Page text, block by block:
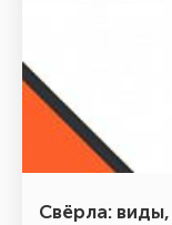
Свёрла: